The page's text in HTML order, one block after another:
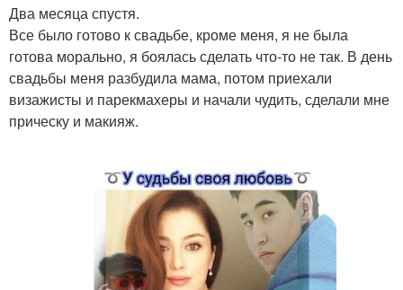
Два месяца спустя.
Все было готово к свадьбе, кроме меня, я не была
готова морально, я боялась сделать что-то не так. В день
свадьбы меня разбудила мама, потом приехали
визажисты и парекмахеры и начали чудить, сделали мне
прическу и макияж.